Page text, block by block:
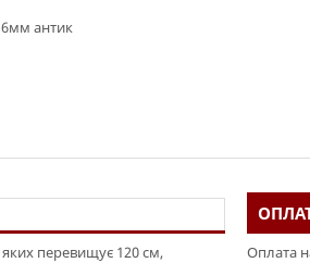
антик
перевищує 120 см,
Оплата